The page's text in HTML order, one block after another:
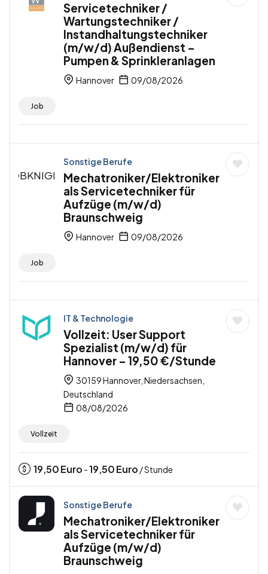
Servicetechniker /
Wartungstechniker /
Instandhaltungstechniker
(m/w/d) Außendienst –
Pumpen & Sprinkleranlagen
Hannover 09/08/2026
Job
Sonstige Berufe
Mechatroniker/Elektroniker
als Servicetechniker für
Aufzüge (m/w/d)
Braunschweig
Hannover 09/08/2026
Job
IT & Technologie
Vollzeit: User Support
Spezialist (m/w/d) für
Hannover – 19,50 €/Stunde
30159 Hannover, Niedersachsen,
Deutschland
08/08/2026
Vollzeit
19,50Euro -19,50Euro / Stunde
Sonstige Berufe
Mechatroniker/Elektroniker
als Servicetechniker für
Aufzüge (m/w/d)
Braunschweig